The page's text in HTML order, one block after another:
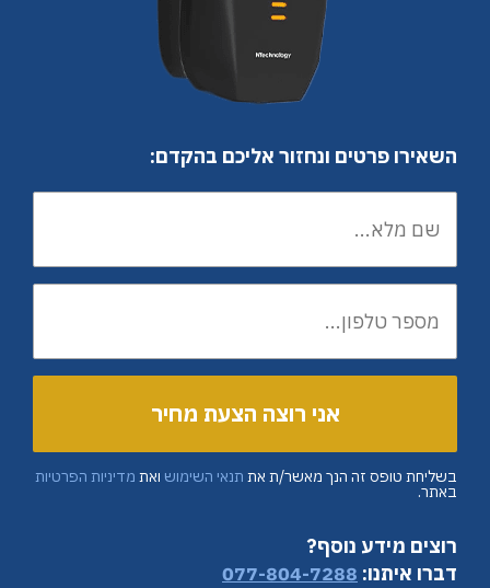
השאירו פרטים ונחזור אליכם בהקדם:
בשליחת טופס זה הנך מאשר/ת את תנאי השימוש ואת מדיניות הפרטיות
באתר.
רוצים מידע נוסף?
דברו איתנו: 077-804-7288